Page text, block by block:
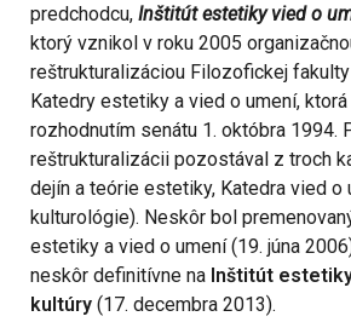
predchodcu, Inštitút estetiky vied o
ktorý vznikol v roku 2005
reštrukturalizáciou Filozofickej
Katedry estetiky a vied o umení,
rozhodnutím senátu 1. októbra 1994.
reštrukturalizácii pozostával z troch
dejín a teórie estetiky, Katedra vied o
kulturológie). Neskôr bol
estetiky a vied o umení (19. júna
neskôr definitívne na Inštitút
kultúry (17. decembra 2013).